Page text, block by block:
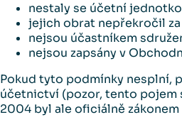
nestaly se účetní
jejich obrat nepřekročil
nejsou účastníkem
nejsou zapsány v
Pokud tyto podmínky nesplní,
účetnictví (pozor, tento pojem
2004 byl ale oficiálně zákonem